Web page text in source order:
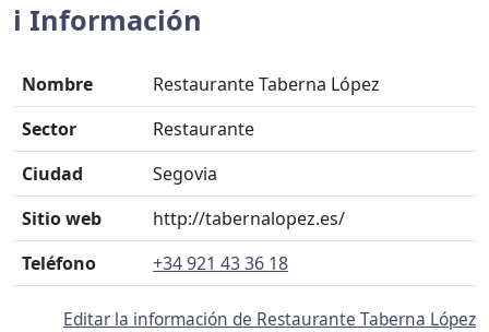
ℹ️ Información
Nombre
Restaurante Taberna López
Sector
Restaurante
Ciudad
Segovia
Sitio web
http://tabernalopez.es/
Teléfono
+34 921 43 36 18
Editar la información de Restaurante Taberna López